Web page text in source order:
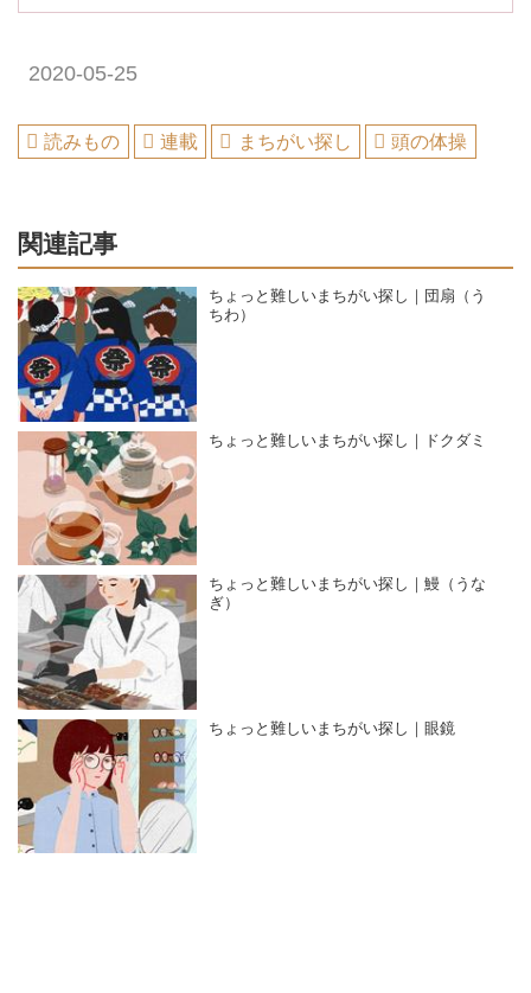
2020-05-25
読みもの 連載 まちがい探し 頭の体操
関連記事
ちょっと難しいまちがい探し｜団扇（う
ちわ）
ちょっと難しいまちがい探し｜ドクダミ
ちょっと難しいまちがい探し｜鰻（うな
ぎ）
ちょっと難しいまちがい探し｜眼鏡